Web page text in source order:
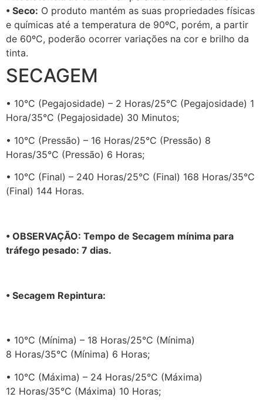
• Seco: O produto mantém as suas propriedades físicas
e químicas até a temperatura de 90ºC, porém, a partir
de 60ºC, poderão ocorrer variações na cor e brilho da
tinta.
SECAGEM
• 10°C (Pegajosidade) – 2 Horas/25°C (Pegajosidade) 1
Hora/35°C (Pegajosidade) 30 Minutos;
• 10°C (Pressão) – 16 Horas/25°C (Pressão) 8
Horas/35°C (Pressão) 6 Horas;
• 10°C (Final) – 240 Horas/25°C (Final) 168 Horas/35°C
(Final) 144 Horas.
• OBSERVAÇÃO: Tempo de Secagem mínima para
tráfego pesado: 7 dias.
• Secagem Repintura:
• 10°C (Mínima) – 18 Horas/25°C (Mínima)
8 Horas/35°C (Mínima) 6 Horas;
• 10°C (Máxima) – 24 Horas/25°C (Máxima)
12 Horas/35°C (Máxima) 10 Horas;